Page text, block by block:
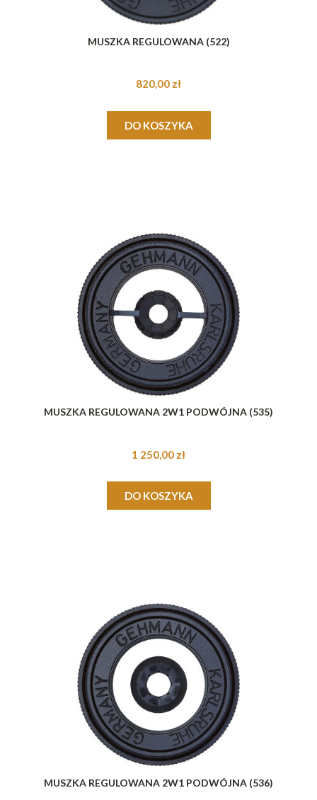
MUSZKA REGULOWANA (522)
820,00 zł
DO KOSZYKA
MUSZKA REGULOWANA 2W1 PODWÓJNA (535)
1 250,00 zł
DO KOSZYKA
MUSZKA REGULOWANA 2W1 PODWÓJNA (536)